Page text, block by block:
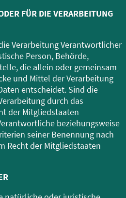
FÜR DIE VERARBEITUNG
Verarbeitung Verantwortlicher
Person, Behörde,
die allein oder gemeinsam
und Mittel der Verarbeitung
entscheidet. Sind die
durch das
der Mitgliedstaaten
beziehungsweise
seiner Benennung nach
Recht der Mitgliedstaaten